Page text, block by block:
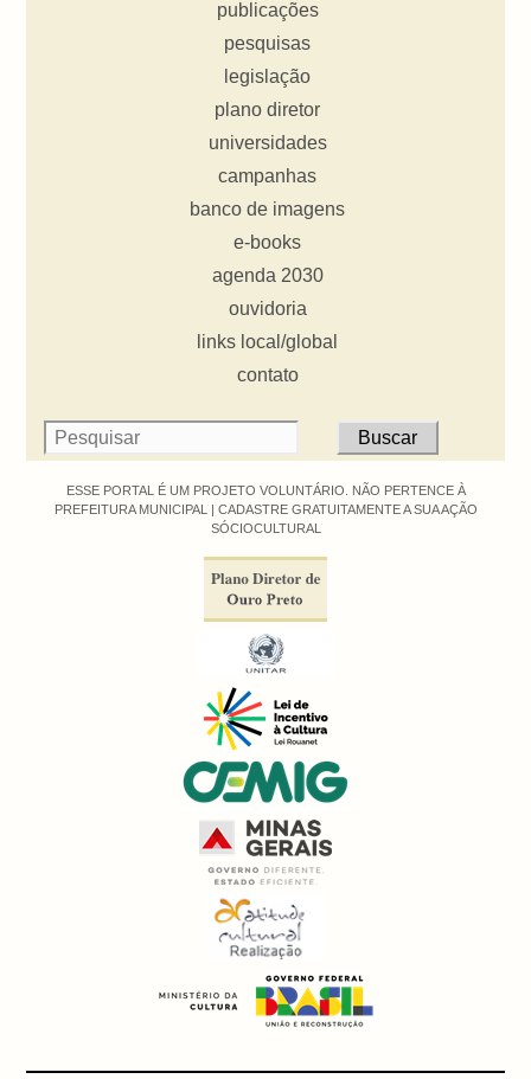
publicações
pesquisas
legislação
plano diretor
universidades
campanhas
banco de imagens
e-books
agenda 2030
ouvidoria
links local/global
contato
ESSE PORTAL É UM PROJETO VOLUNTÁRIO. NÃO PERTENCE À
PREFEITURA MUNICIPAL | CADASTRE GRATUITAMENTE A SUA AÇÃO
SÓCIOCULTURAL